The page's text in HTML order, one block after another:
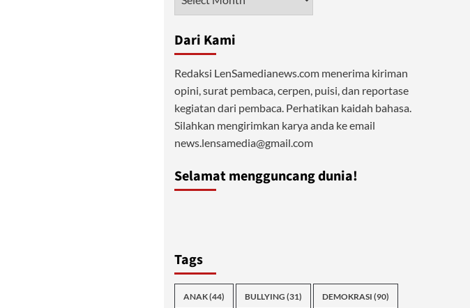
Dari Kami
Redaksi LenSamedianews.com menerima kiriman
opini, surat pembaca, cerpen, puisi, dan reportase
kegiatan dari pembaca. Perhatikan kaidah bahasa.
Silahkan mengirimkan karya anda ke email
news.lensamedia@gmail.com
Selamat mengguncang dunia!
Tags
ANAK(44) BULLYING (31) DEMOKRASI (90)